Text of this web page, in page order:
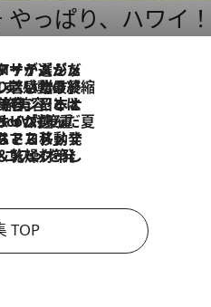
やっぱり、ハワイ
が提案する“掟破りの旅美容”とは
TOP